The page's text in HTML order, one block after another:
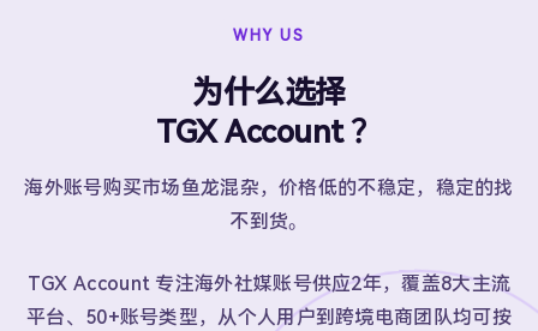
WHY US
为什么选择
TGX Account ？
海外账号购买市场鱼龙混杂，价格低的不稳定，稳定的找
不到货。
TGX Account 专注海外社媒账号供应2年，覆盖8大主流
平台、50+账号类型，从个人用户到跨境电商团队均可按